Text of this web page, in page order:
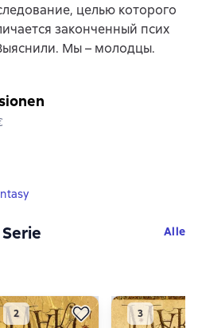
целью которого
законченный псих
Мы – молодцы.
Alle